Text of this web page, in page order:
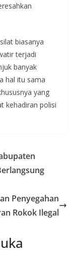
biasanya
terjadi
banyak
hal itu sama
yang
kehadiran polisi
Penyegahan
Rokok Ilegal